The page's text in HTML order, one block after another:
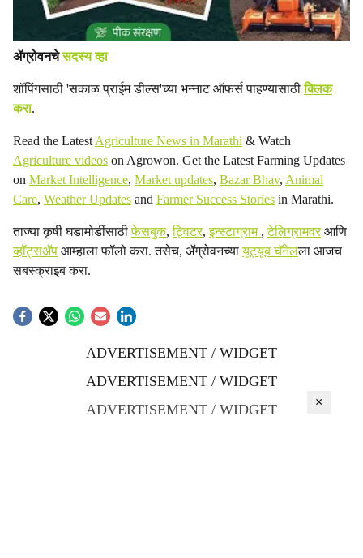
ॲग्रोवनचेसदस्य व्हा
शॉपिंगसाठी 'सकाळ प्राईम डील्स'च्या भन्नाट ऑफर्स पाहण्यासाठीक्लिक
करा.
Read the Latest Agriculture News in Marathi & Watch
Agriculture videos on Agrowon. Get the Latest Farming Updates
on Market Intelligence, Market updates, Bazar Bhav, Animal
Care, Weather Updates and Farmer Success Stories in Marathi.
ताज्या कृषी घडामोडींसाठीफेसबुक,ट्विटर,इन्स्टाग्राम ,टेलिग्रामवरआणि
व्हॉट्सॲप आम्हाला फॉलो करा. तसेच, ॲग्रोवनच्यायूट्यूब चॅनेलला आजच
सबस्क्राइब करा.
ADVERTISEMENT / WIDGET
ADVERTISEMENT / WIDGET
ADVERTISEMENT / WIDGET
×